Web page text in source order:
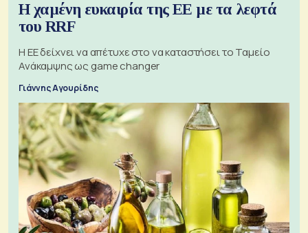
Η χαμένη ευκαιρία της ΕΕ με τα λεφτά
του RRF
Η ΕΕ δείχνει να απέτυχε στο να καταστήσει το Ταμείο
Ανάκαμψης ως game changer
Γιάννης Αγουρίδης